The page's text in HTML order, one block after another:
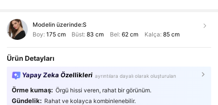
Modelin üzerinde:S
Boy: 175 cm Büst:83 cm Bel: 62 cm Kalça: 85 cm
Ürün Detayları
Yapay Zeka Özellikleri ayrıntılara dayalı olarak oluşturulan
Örme kumaş: Örgü hissi veren, rahat bir görünüm.
Gündelik: Rahat ve kolayca kombinlenebilir.